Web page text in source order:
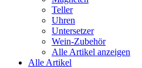
Teller
Uhren
Untersetzer
Wein-Zubehör
Alle Artikel anzeigen
Alle Artikel